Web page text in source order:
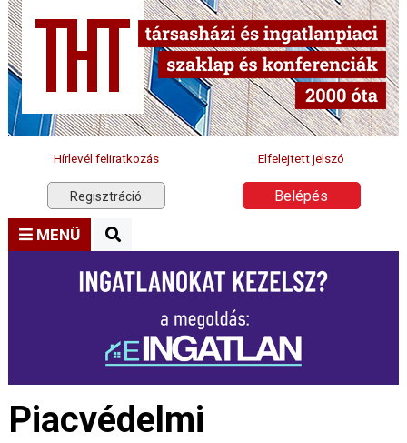
Hírlevél feliratkozás Elfelejtett jelszó
Regisztráció Belépés
MENÜ
Piacvédelmi